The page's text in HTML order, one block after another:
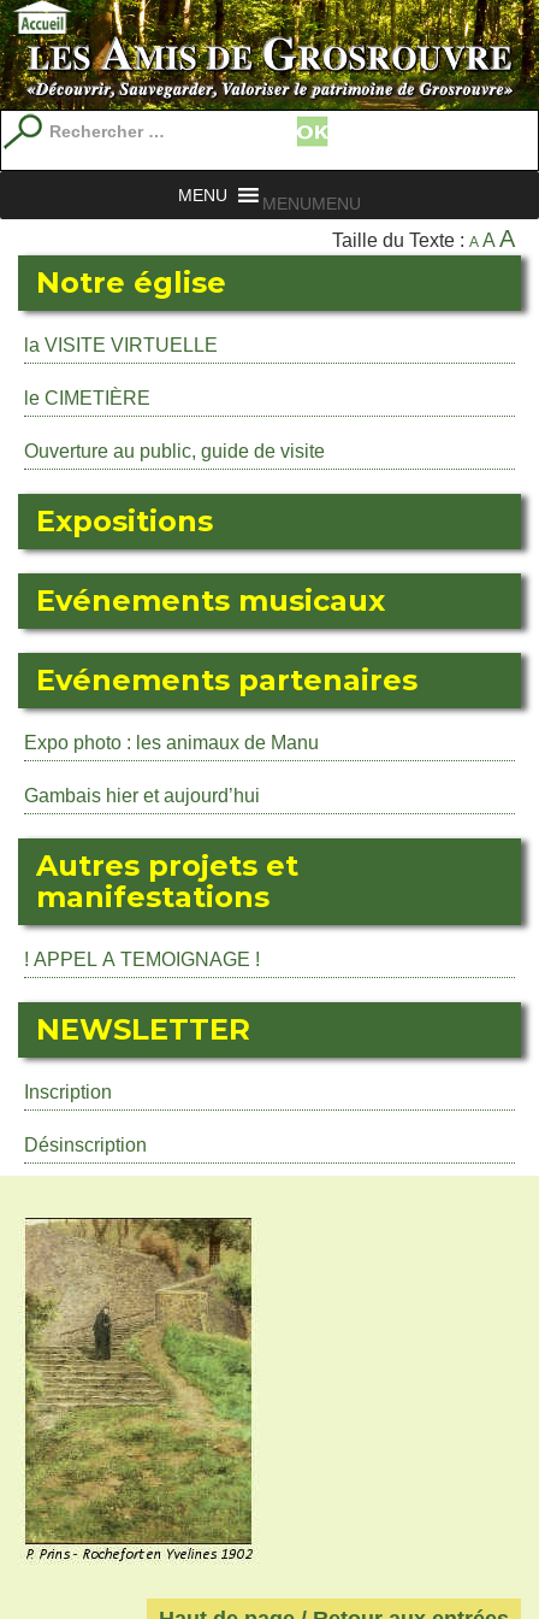
Recherche
pour
:
MENUMENU
Taille du Texte : A A A
Notre église
la VISITE VIRTUELLE
le CIMETIÈRE
Ouverture au public, guide de visite
Expositions
Evénements musicaux
Evénements partenaires
Expo photo : les animaux de Manu
Gambais hier et aujourd’hui
Autres projets et
manifestations
! APPEL A TEMOIGNAGE !
NEWSLETTER
Inscription
Désinscription